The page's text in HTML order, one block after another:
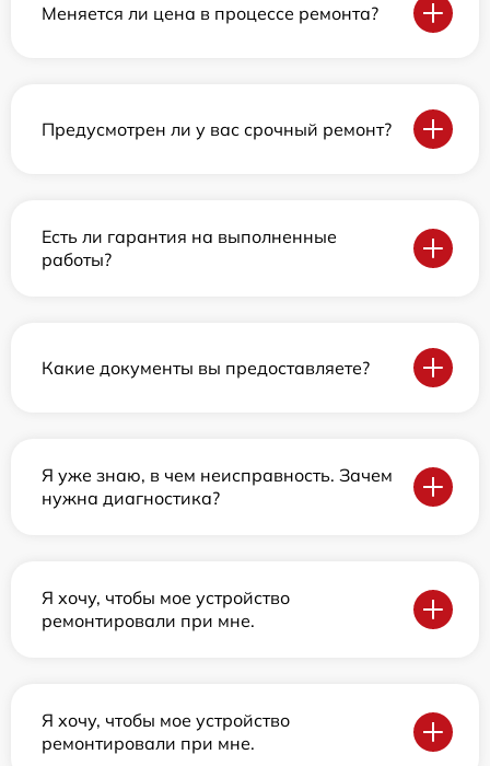
Меняется ли цена в процессе ремонта?
Предусмотрен ли у вас срочный ремонт?
Есть ли гарантия на выполненные
работы?
Какие документы вы предоставляете?
Я уже знаю, в чем неисправность. Зачем
нужна диагностика?
Я хочу, чтобы мое устройство
ремонтировали при мне.
Я хочу, чтобы мое устройство
ремонтировали при мне.